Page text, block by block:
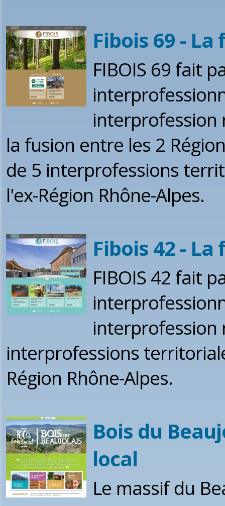
Fibois 69 -
FIBOIS 69 fait
interprofession
la fusion entre les 2
de 5 interprofessions
l'ex-Région Rhône-Alpes.
Fibois 42 -
FIBOIS 42 fait
interprofession
interprofessions
Région Rhône-Alpes.
Bois du
local
Le massif du